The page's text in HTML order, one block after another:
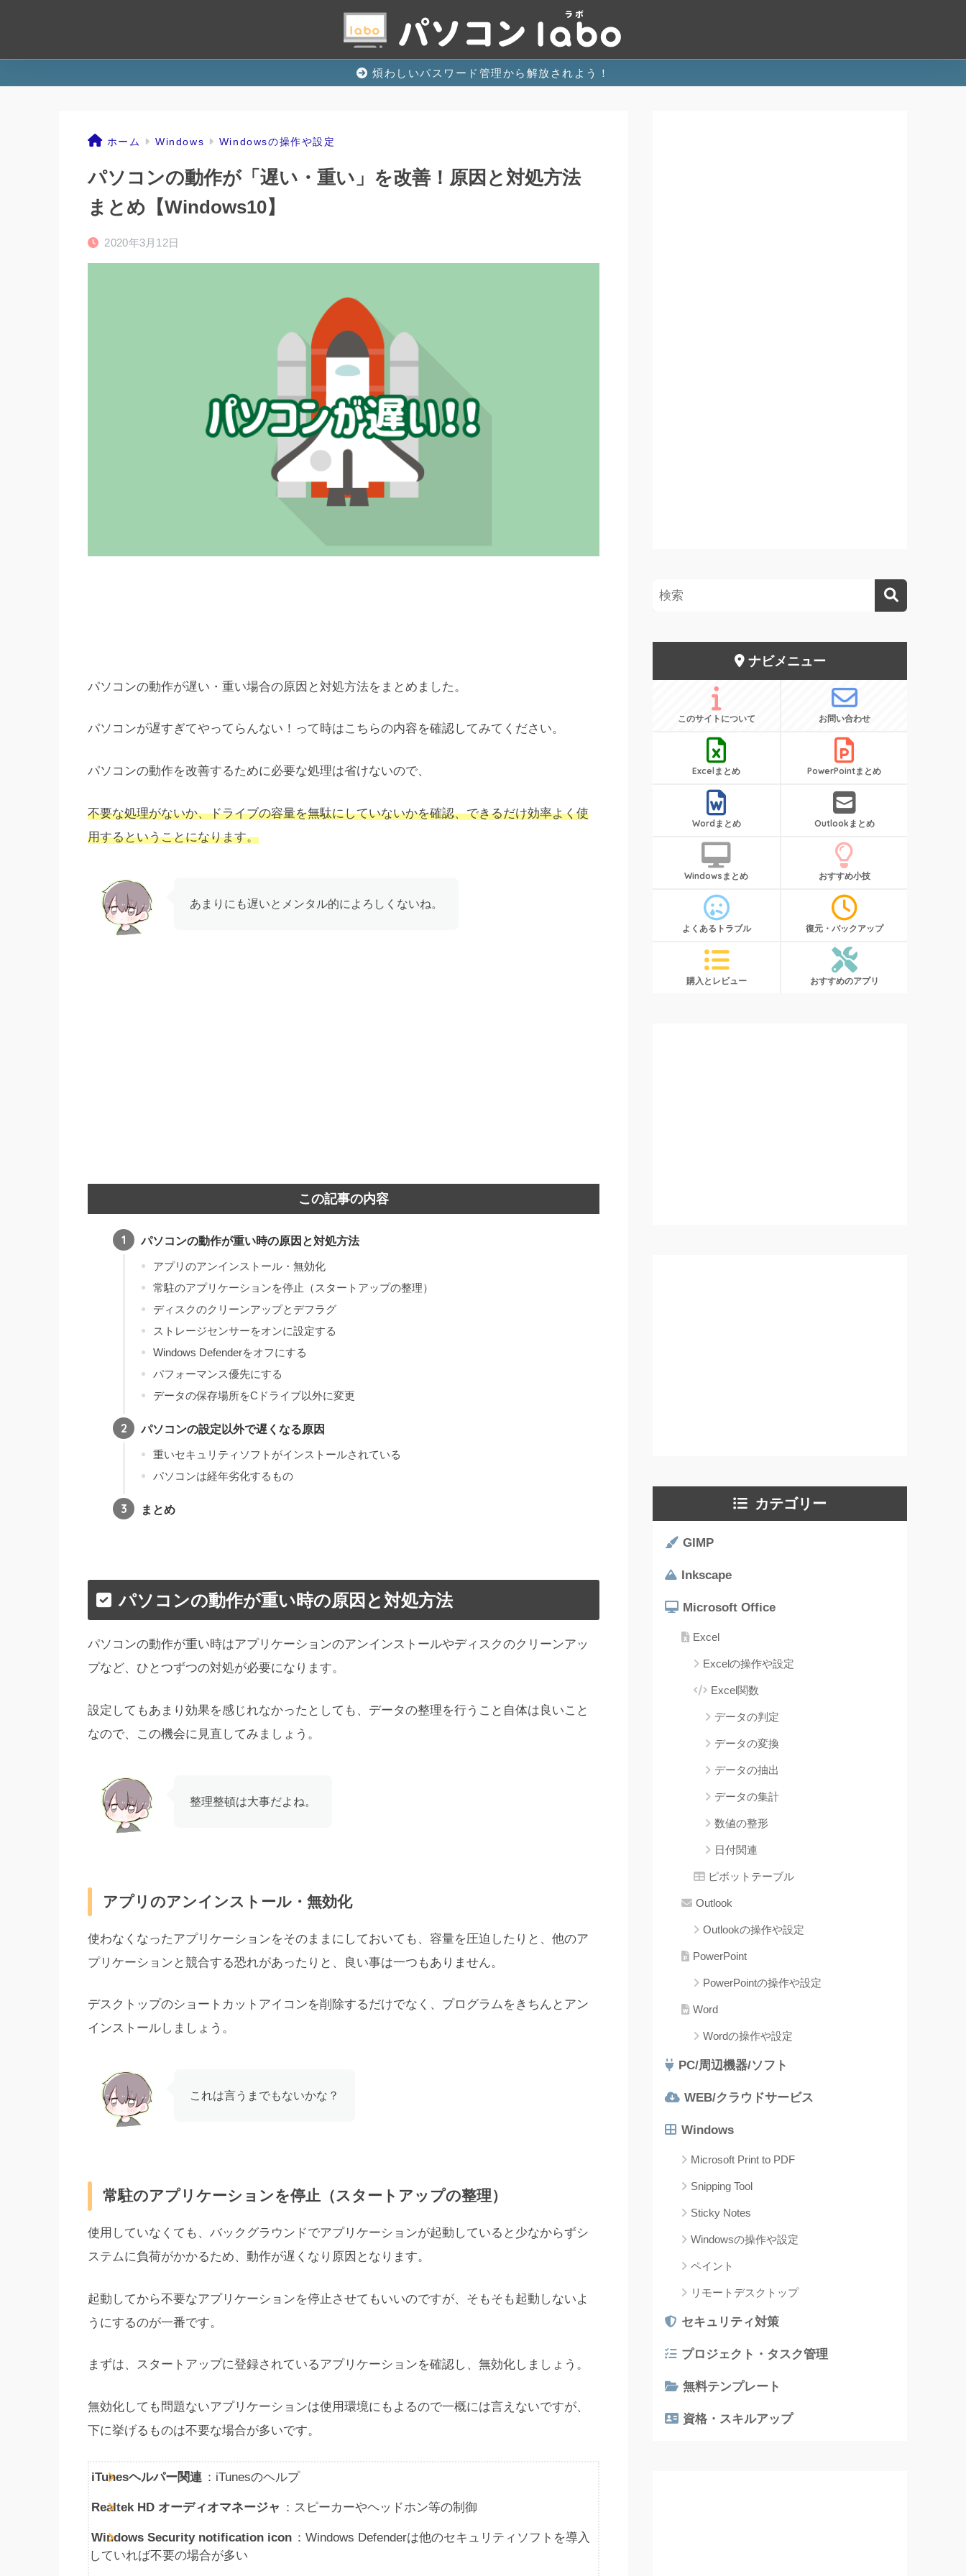
煩わしいパスワード管理から解放されよう！
ホーム Windows Windowsの操作や設定
パソコンの動作が「遅い・重い」を改善！原因と対処方法
まとめ【Windows10】
2020年3月12日
パソコンの動作が遅い・重い場合の原因と対処方法をまとめました。
パソコンが遅すぎてやってらんない！って時はこちらの内容を確認してみてください。
パソコンの動作を改善するために必要な処理は省けないので、
不要な処理がないか、ドライブの容量を無駄にしていないかを確認、できるだけ効率よく使
用するということになります。
あまりにも遅いとメンタル的によろしくないね。
この記事の内容
パソコンの動作が重い時の原因と対処方法
アプリのアンインストール・無効化
常駐のアプリケーションを停止（スタートアップの整理）
ディスクのクリーンアップとデフラグ
ストレージセンサーをオンに設定する
Windows Defenderをオフにする
パフォーマンス優先にする
データの保存場所をCドライブ以外に変更
パソコンの設定以外で遅くなる原因
重いセキュリティソフトがインストールされている
パソコンは経年劣化するもの
まとめ
パソコンの動作が重い時の原因と対処方法
パソコンの動作が重い時はアプリケーションのアンインストールやディスクのクリーンアッ
プなど、ひとつずつの対処が必要になります。
設定してもあまり効果を感じれなかったとしても、データの整理を行うこと自体は良いこと
なので、この機会に見直してみましょう。
整理整頓は大事だよね。
アプリのアンインストール・無効化
使わなくなったアプリケーションをそのままにしておいても、容量を圧迫したりと、他のア
プリケーションと競合する恐れがあったりと、良い事は一つもありません。
デスクトップのショートカットアイコンを削除するだけでなく、プログラムをきちんとアン
インストールしましょう。
これは言うまでもないかな？
常駐のアプリケーションを停止（スタートアップの整理）
使用していなくても、バックグラウンドでアプリケーションが起動していると少なからずシ
ステムに負荷がかかるため、動作が遅くなり原因となります。
起動してから不要なアプリケーションを停止させてもいいのですが、そもそも起動しないよ
うにするのが一番です。
まずは、スタートアップに登録されているアプリケーションを確認し、無効化しましょう。
無効化しても問題ないアプリケーションは使用環境にもよるので一概には言えないですが、
下に挙げるものは不要な場合が多いです。
iTunesヘルパー関連 ：iTunesのヘルプ
Realtek HD オーディオマネージャ ：スピーカーやヘッドホン等の制御
Windows Security notification icon ：Windows Defenderは他のセキュリティソフトを導入
していれば不要の場合が多い
ナビメニュー
このサイトについて お問い合わせ
Excelまとめ PowerPointまとめ
Wordまとめ Outlookまとめ
Windowsまとめ おすすめ小技
よくあるトラブル 復元・バックアップ
購入とレビュー おすすめのアプリ
カテゴリー
GIMP
Inkscape
Microsoft Office
Excel
Excelの操作や設定
Excel関数
データの判定
データの変換
データの抽出
データの集計
数値の整形
日付関連
ピボットテーブル
Outlook
Outlookの操作や設定
PowerPoint
PowerPointの操作や設定
Word
Wordの操作や設定
PC/周辺機器/ソフト
WEB/クラウドサービス
Windows
Microsoft Print to PDF
Snipping Tool
Sticky Notes
Windowsの操作や設定
ペイント
リモートデスクトップ
セキュリティ対策
プロジェクト・タスク管理
無料テンプレート
資格・スキルアップ